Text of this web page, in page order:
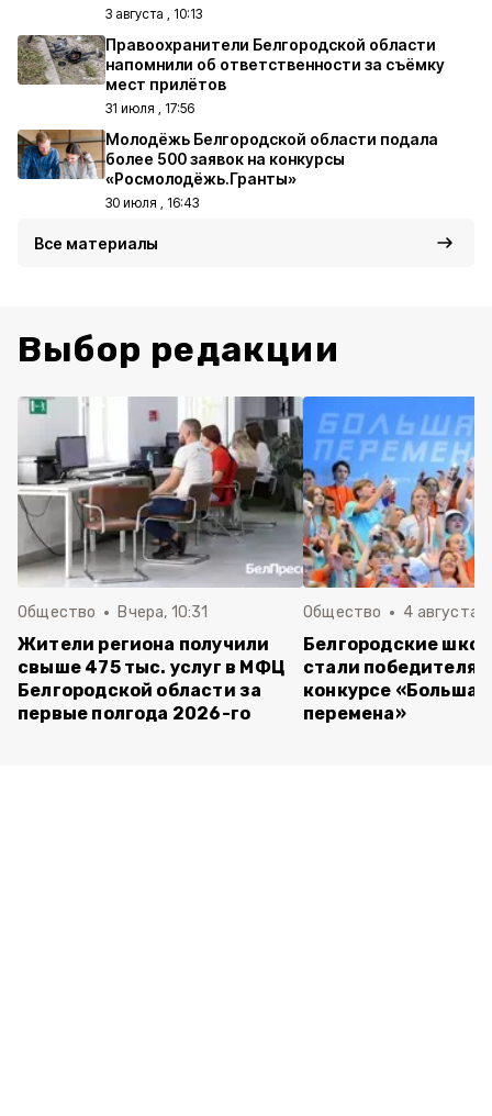
3 августа , 10:13
Правоохранители Белгородской области
напомнили об ответственности за съёмку
мест прилётов
31 июля , 17:56
Молодёжь Белгородской области подала
более 500 заявок на конкурсы
«Росмолодёжь.Гранты»
30 июля , 16:43
Все материалы
Выбор редакции
Общество Вчера, 10:31
Жители региона получили
свыше 475 тыс. услуг в МФЦ
Белгородской области за
первые полгода 2026-го
Общество 4 августа ,
Белгородские
стали
конкурсе «Большая
перемена»